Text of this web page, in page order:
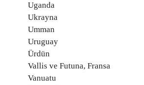
Uganda
Ukrayna
Umman
Uruguay
Ürdün
Vallis ve Futuna, Fransa
Vanuatu